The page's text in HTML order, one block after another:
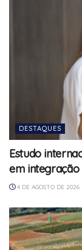
DESTAQUES
Estudo
em
4 DE AGOSTO DE 2026